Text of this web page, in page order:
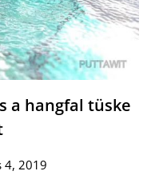
a hangfal tüske
4, 2019